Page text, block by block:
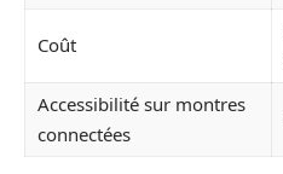
Coût
Accessibilité sur montres
connectées